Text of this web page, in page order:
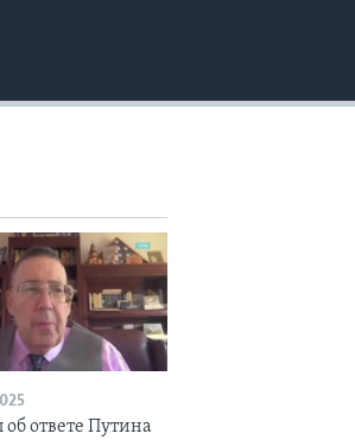
ответе Путина